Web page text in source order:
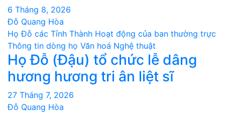
6 Tháng 8, 2026
Đỗ Quang Hòa
Họ Đỗ các Tỉnh Thành Hoạt động của ban thường trực
Thông tin dòng họ Văn hoá Nghệ thuật
Họ Đỗ (Đậu) tổ chức lễ dâng
hương hương tri ân liệt sĩ
27 Tháng 7, 2026
Đỗ Quang Hòa